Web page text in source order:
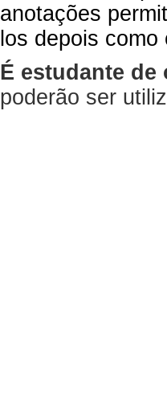
anotações
los depois
É estudante
poderão ser